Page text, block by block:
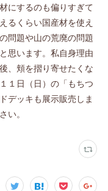
にするのも偏りすぎて
るくらい国産材を使え
問題や山の荒廃の問題
思います。私自身理由
、頬を摺り寄せたくな
１日（日）の「もちつ
デッキも展示販売しま
い。